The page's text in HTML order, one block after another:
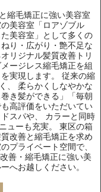
縮毛矯正に強い美容室
美容室「ロアゾブル
美容室」として多くの
り・広がり・艶不足な
リジナル髪質改善トリ
ージレス縮毛矯正を組
実現します。 従来の縮
、 柔らかくしなやかな
き髪ができる」「毎朝
高評価をいただいてい
スパや、 カラーと同時
ューも充実。 東区の箱
改善と縮毛矯正を求め
プライベート空間で、
善・縮毛矯正に強い美
へお越しください。